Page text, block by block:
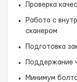
Проверка
Работа с
сканером
Подготовка
Поддержание
Минимум